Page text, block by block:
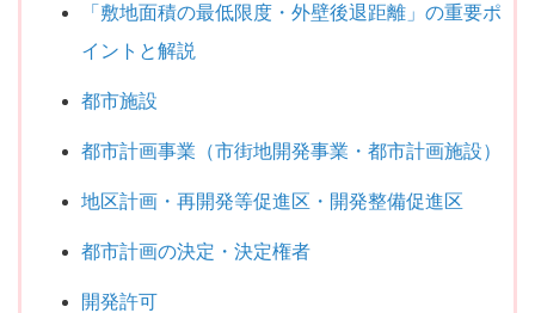
「敷地面積の最低限度・外壁後退距離」の重要ポ
イントと解説
都市施設
都市計画事業（市街地開発事業・都市計画施設）
地区計画・再開発等促進区・開発整備促進区
都市計画の決定・決定権者
開発許可